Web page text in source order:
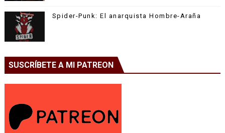
Spider-Punk: El anarquista Hombre-Araña
SUSCRÍBETE A MI PATREON